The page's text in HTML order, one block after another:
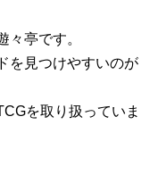
々亭です。
を見つけやすいのが
を取り扱っていま